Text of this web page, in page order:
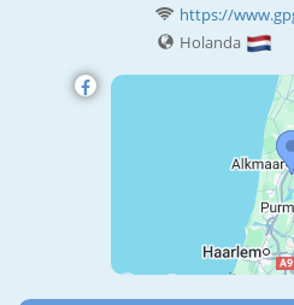
https://
Holanda